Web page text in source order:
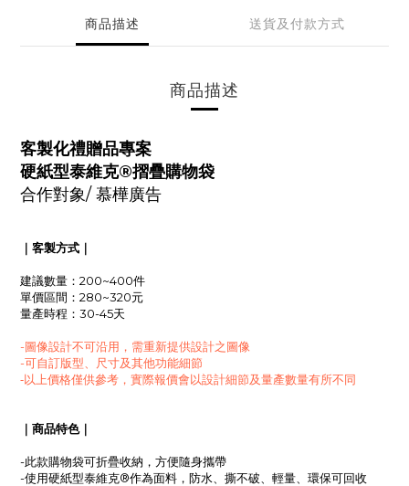
商品描述 送貨及付款方式
商品描述
客製化禮贈品專案
硬紙型泰維克®摺疊購物袋
合作對象/ 慕樺廣告
｜客製方式｜
建議數量：200~400件
單價區間：280~320元
量產時程：30-45天
-圖像設計不可沿用，需重新提供設計之圖像
-可自訂版型、尺寸及其他功能細節
-以上價格僅供參考，實際報價會以設計細節及量產數量有所不同
｜商品特色｜
-此款購物袋可折疊收納，方便隨身攜帶
-使用硬紙型泰維克®作為面料，防水、撕不破 、輕量 、環保可回收